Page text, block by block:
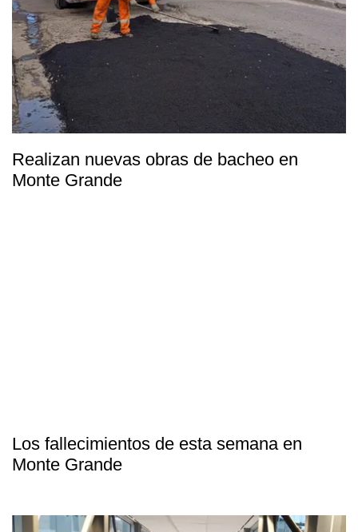
Realizan nuevas obras de bacheo en
Monte Grande
Los fallecimientos de esta semana en
Monte Grande